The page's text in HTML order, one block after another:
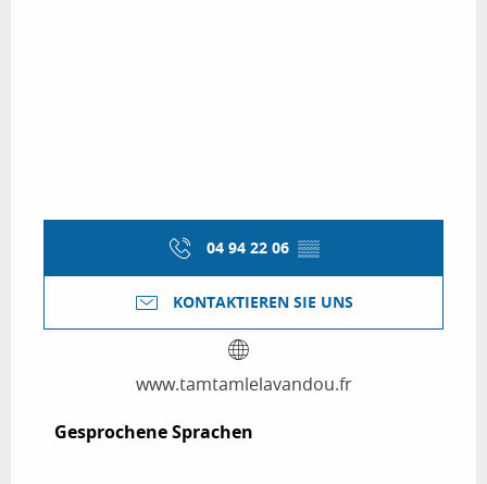
04 94 22 06 ▒▒
KONTAKTIEREN SIE UNS
www.tamtamlelavandou.fr
Gesprochene Sprachen
Gesprochene Sprachen